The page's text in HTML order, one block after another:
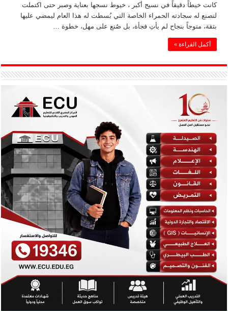
كانت خيطاً دقيقاً في نسيج أكبر ، خيوط نسجها بعناية وصبر حتى اكتملت
لتصنع له سجادته الحمراء الخاصة التي بُسطت له هذا العام ليمضي عليها
بثقة، متوجاً بنجاح لم يأتِ فجأة، بل صُنع على مهل، خطوة …
أكمل القراءة »